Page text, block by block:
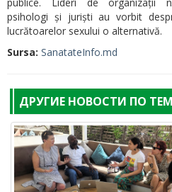
psihologi și juriști au vorbit
lucrătoarelor sexului o alternativă.
Sursa: SanatateInfo.md
ДРУГИЕ НОВОСТИ ПО